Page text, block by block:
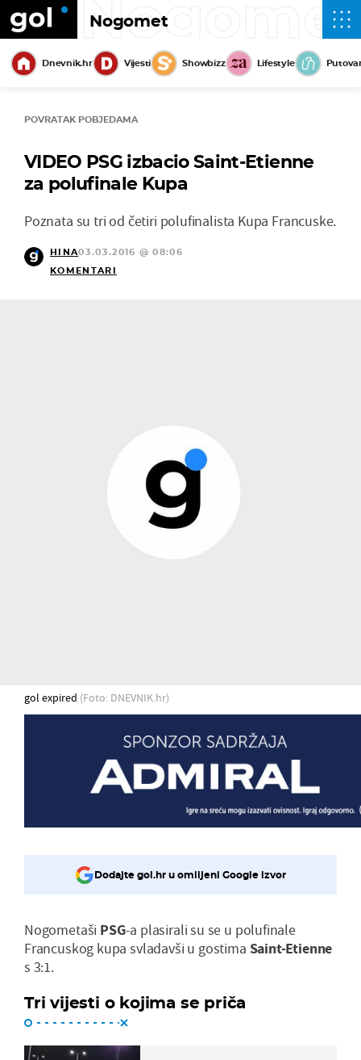
Nogomet
Dnevnik.hr Vijesti Showbizz Lifestyle
POVRATAK POBJEDAMA
VIDEO PSG izbacio Saint-Etienne
za polufinale Kupa
Poznata su tri od četiri polufinalista Kupa Francuske.
HINA03.03.2016 @ 08:06
KOMENTARI
gol expired (Foto: DNEVNIK.hr)
Dodajte gol.hr u omiljeni Google izvor
Nogometaši PSG-a plasirali su se u polufinale
Francuskog kupa svladavši u gostima Saint-Etienne
s 3:1.
Tri vijesti o kojima se priča